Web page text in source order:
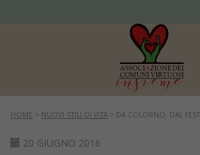
HOME > NUOVI STILI DI VITA > DA COLORNO, DAL
20 GIUGNO 2016